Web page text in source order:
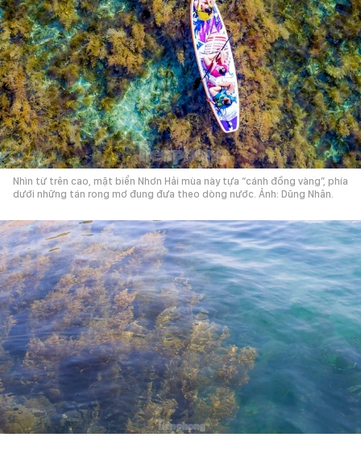
Nhìn từ trên cao, mặt biển Nhơn Hải mùa này tựa “cánh đồng vàng”, phía
dưới những tán rong mơ đung đưa theo dòng nước. Ảnh: Dũng Nhân.